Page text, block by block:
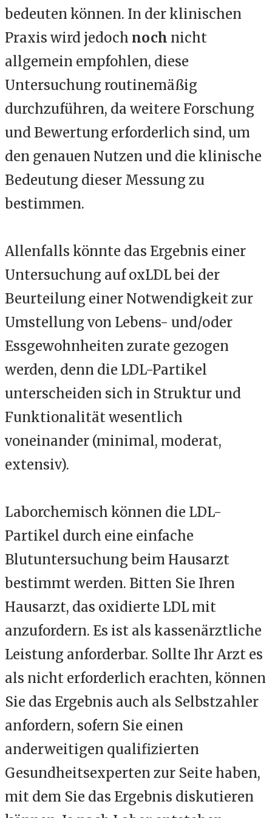
bedeuten können. In der klinischen
Praxis wird jedoch noch nicht
allgemein empfohlen, diese
Untersuchung routinemäßig
durchzuführen, da weitere Forschung
und Bewertung erforderlich sind, um
den genauen Nutzen und die klinische
Bedeutung dieser Messung zu
bestimmen.
Allenfalls könnte das Ergebnis einer
Untersuchung auf oxLDLbei der
Beurteilung einer Notwendigkeit zur
Umstellung von Lebens- und/oder
Essgewohnheiten zurate gezogen
werden, denn die LDL-Partikel
unterscheiden sich in Struktur und
Funktionalität wesentlich
voneinander (minimal, moderat,
extensiv).
Laborchemisch können die LDL-
Partikel durch eine einfache
Blutuntersuchung beim Hausarzt
bestimmt werden. Bitten Sie Ihren
Hausarzt, das oxidierte LDL mit
anzufordern. Es ist als kassenärztliche
Leistung anforderbar. Sollte Ihr Arzt es
als nicht erforderlich erachten, können
Sie das Ergebnis auch als Selbstzahler
anfordern, sofern Sie einen
anderweitigen qualifizierten
Gesundheitsexperten zur Seite haben,
mit dem Sie das Ergebnis diskutieren